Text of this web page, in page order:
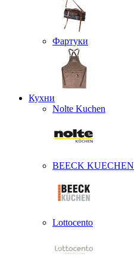
Фартуки
Кухни
Nolte Kuchen
BEECK KUECHEN
Lottocento